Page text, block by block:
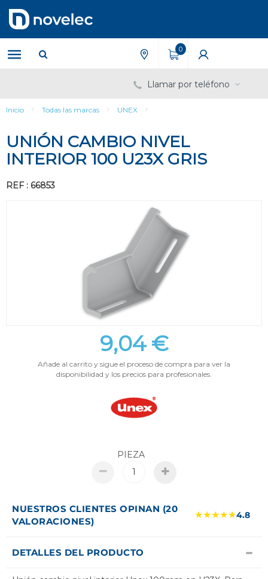
contenido
menú
de
navegación
0
Llamar por teléfono
Inicio Todas las marcas UNEX
UNIÓN CAMBIO NIVEL
INTERIOR 100 U23X GRIS
REF : 66853
9,04 €
Añade al carrito y sigue el proceso de compra para ver la
disponibilidad y los precios para profesionales.
PIEZA
NUESTROS CLIENTES OPINAN (20
VALORACIONES)
★★★★★4.8
DETALLES DEL PRODUCTO